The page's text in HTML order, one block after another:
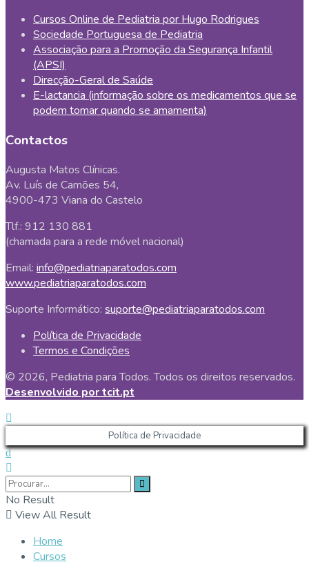
Cursos Online de Pediatria por Hugo Rodrigues
Sociedade Portuguesa de Pediatria
Associação para a Promoção da Segurança Infantil
(APSI)
Direcção-Geral de Saúde
E-lactancia (informação sobre os medicamentos que se
podem tomar quando se amamenta)
Contactos
Augusta Matos Clínicas.
Av. Luís de Camões 54,
4900-473 Viana do Castelo
Tlf.: 912 130 881
(chamada para a rede móvel nacional)
Email: info@pediatriaparatodos.com
www.pediatriaparatodos.com
Suporte Informático: suporte@pediatriaparatodos.com
Política de Privacidade
Termos e Condições
© 2026, Pediatria para Todos. Todos os direitos reservados.
Desenvolvido por tcit.pt
Política de Privacidade
No Result
View All Result
Home
Cursos